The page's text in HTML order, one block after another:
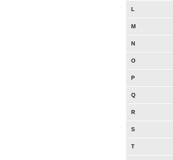
L
M
N
O
P
Q
R
S
T